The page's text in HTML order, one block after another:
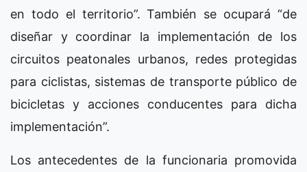
en todo el territorio”. También se ocupará “de
diseñar y coordinar la implementación de los
circuitos peatonales urbanos, redes protegidas
para ciclistas, sistemas de transporte público de
bicicletas y acciones conducentes para dicha
implementación”.
Los antecedentes de la funcionaria promovida